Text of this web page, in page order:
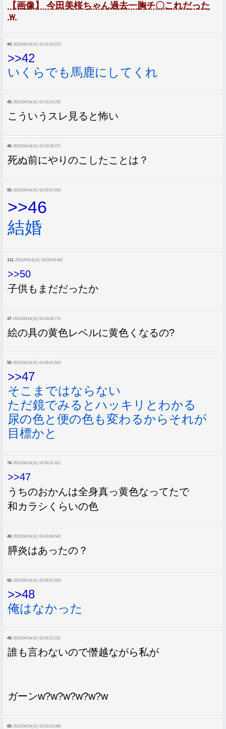
【画像】 今田美桜ちゃん過去一胸チ〇これだった
ｗ
44: 2021/04/14(水) 02:42:10.213
>>42
いくらでも馬鹿にしてくれ
45: 2021/04/14(水) 02:43:19.235
こういうスレ見ると怖い
46: 2021/04/14(水) 02:43:28.571
死ぬ前にやりのこしたことは？
50: 2021/04/14(水) 02:45:47.919
>>46
結婚
111: 2021/04/14(水) 03:29:43.462
>>50
子供もまだだったか
47: 2021/04/14(水) 02:43:44.774
絵の具の黄色レベルに黄色くなるの?
50: 2021/04/14(水) 02:45:47.919
>>47
そこまではならない
ただ鏡でみるとハッキリとわかる
尿の色と便の色も変わるからそれが
目標かと
74: 2021/04/14(水) 02:54:31.421
>>47
うちのおかんは全身真っ黄色なってたで
和カラシくらいの色
48: 2021/04/14(水) 02:43:48.543
膵炎はあったの？
50: 2021/04/14(水) 02:45:47.919
>>48
俺はなかった
49: 2021/04/14(水) 02:45:12.312
誰も言わないので僭越ながら私が
ガーンw?w?w?w?w?w
60: 2021/04/14(水) 02:50:24.388